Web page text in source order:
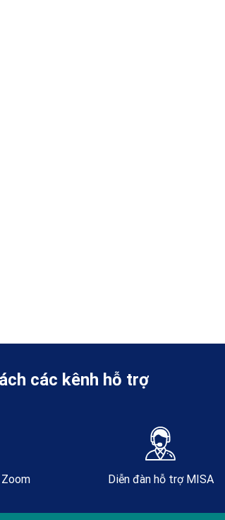
các kênh hỗ trợ
Diễn đàn hỗ trợ MISA